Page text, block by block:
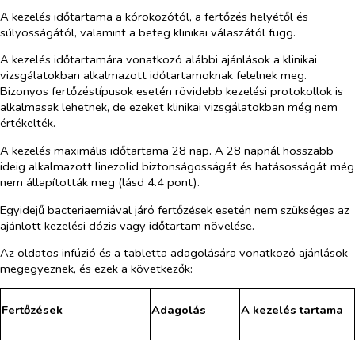
A kezelés időtartama a kórokozótól, a fertőzés helyétől és
súlyosságától, valamint a beteg klinikai válaszától függ.
A kezelés időtartamára vonatkozó alábbi ajánlások a klinikai
vizsgálatokban alkalmazott időtartamoknak felelnek meg.
Bizonyos fertőzéstípusok esetén rövidebb kezelési protokollok is
alkalmasak lehetnek, de ezeket klinikai vizsgálatokban még nem
értékelték.
A kezelés maximális időtartama 28 nap. A 28 napnál hosszabb
ideig alkalmazott linezolid biztonságosságát és hatásosságát még
nem állapították meg (lásd 4.4 pont).
Egyidejű bacteriaemiával járó fertőzések esetén nem szükséges az
ajánlott kezelési dózis vagy időtartam növelése.
Az oldatos infúzió és a tabletta adagolására vonatkozó ajánlások
megegyeznek, és ezek a következők:
Fertőzések Adagolás A kezelés tartama